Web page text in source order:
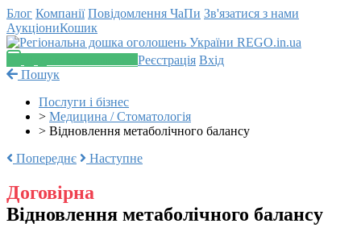
Блог Компанії Повідомлення ЧаПи Зв'язатися з нами
АукціониКошик
Реєстрація Вхід
Пошук
Послуги і бізнес
> Медицина / Стоматологія
> Відновлення метаболічного балансу
Попереднє
Наступне
Договірна
Відновлення метаболічного балансу